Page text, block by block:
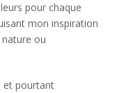
pour chaque
mon inspiration
ou
et pourtant